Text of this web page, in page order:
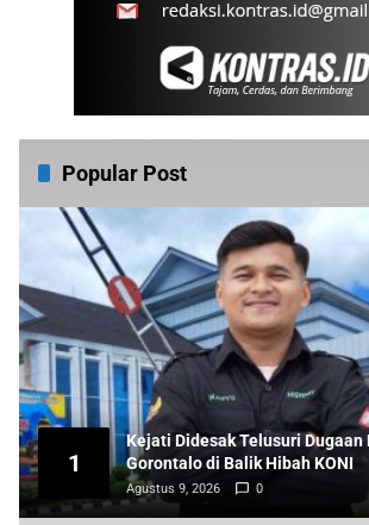
Popular Post
1
Kejati Didesak Telusuri Dugaan
Gorontalo di Balik Hibah KONI
Agustus 9, 2026 0